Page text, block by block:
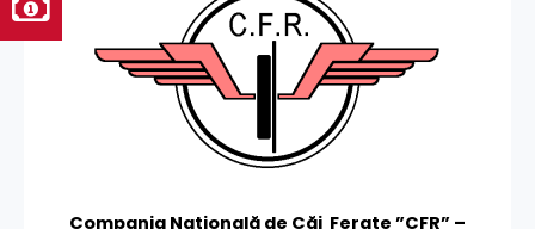
Compania Națională de Căi Ferate ”CFR” –